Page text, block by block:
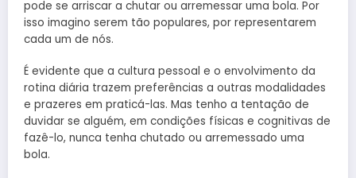
pode se arriscar a chutar ou arremessar uma bola. Por
isso imagino serem tão populares, por representarem
cada um de nós.
É evidente que a cultura pessoal e o envolvimento da
rotina diária trazem preferências a outras modalidades
e prazeres em praticá-las. Mas tenho a tentação de
duvidar se alguém, em condições físicas e cognitivas de
fazê-lo, nunca tenha chutado ou arremessado uma
bola.